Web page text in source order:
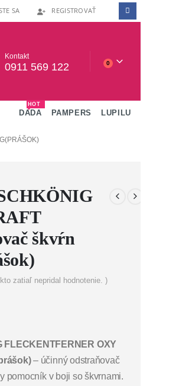
SA REGISTROVAŤ
Kontakt
0911 569 122 0
DADA
HOT
PAMPERS LUPILU
škvŕn
zatiaľ nepridal hodnotenie. )
FLECKENTFERNER OXY
– účinný odstraňovač
pomocník v boji so škvrnami.